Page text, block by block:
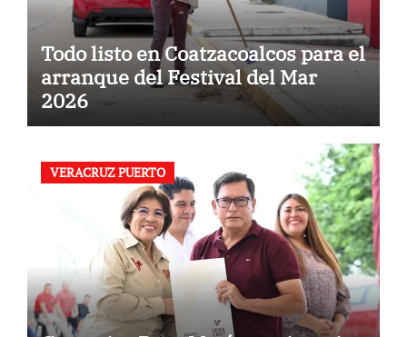
Todo listo en Coatzacoalcos para el
arranque del Festival del Mar
2026
VERACRUZ PUERTO